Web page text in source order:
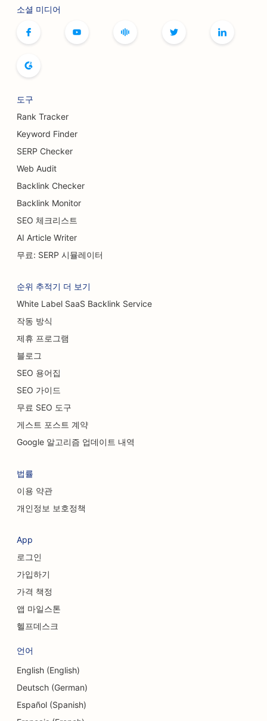
빵집용 SEO
뷔페 레스토랑을 위한 SEO
버거 트럭을 위한 SEO
화상 외과의를 위한 SEO
카페용 SEO
케이크 가게를 위한 SEO
캐주얼 다이닝 레스토랑을 위한 SEO
카펫 및 바닥재 매장을 위한 SEO
세차장용 SEO
청소 서비스를 위한 SEO
카이로프랙틱 의사를 위한 SEO
고양이 카페를 위한 SEO
화학적 박피 서비스를 위한 SEO
의류 매장을 위한 SEO
커피숍을 위한 SEO
컨설팅 회사를 위한 SEO
델리용 SEO
댄스 스튜디오를 위한 SEO
피부 박피 서비스를 위한 SEO
어린이집용 SEO
소셜 미디어
도구
Rank Tracker
Keyword Finder
SERP Checker
Web Audit
Backlink Checker
Backlink Monitor
SEO 체크리스트
AI Article Writer
무료: SERP 시뮬레이터
순위 추적기 더 보기
White Label SaaS Backlink Service
작동 방식
제휴 프로그램
블로그
SEO 용어집
SEO 가이드
무료 SEO 도구
게스트 포스트 계약
Google 알고리즘 업데이트 내역
법률
이용 약관
개인정보 보호정책
App
로그인
가입하기
가격 책정
앱 마일스톤
헬프데스크
언어
English (English)
Deutsch (German)
Español (Spanish)